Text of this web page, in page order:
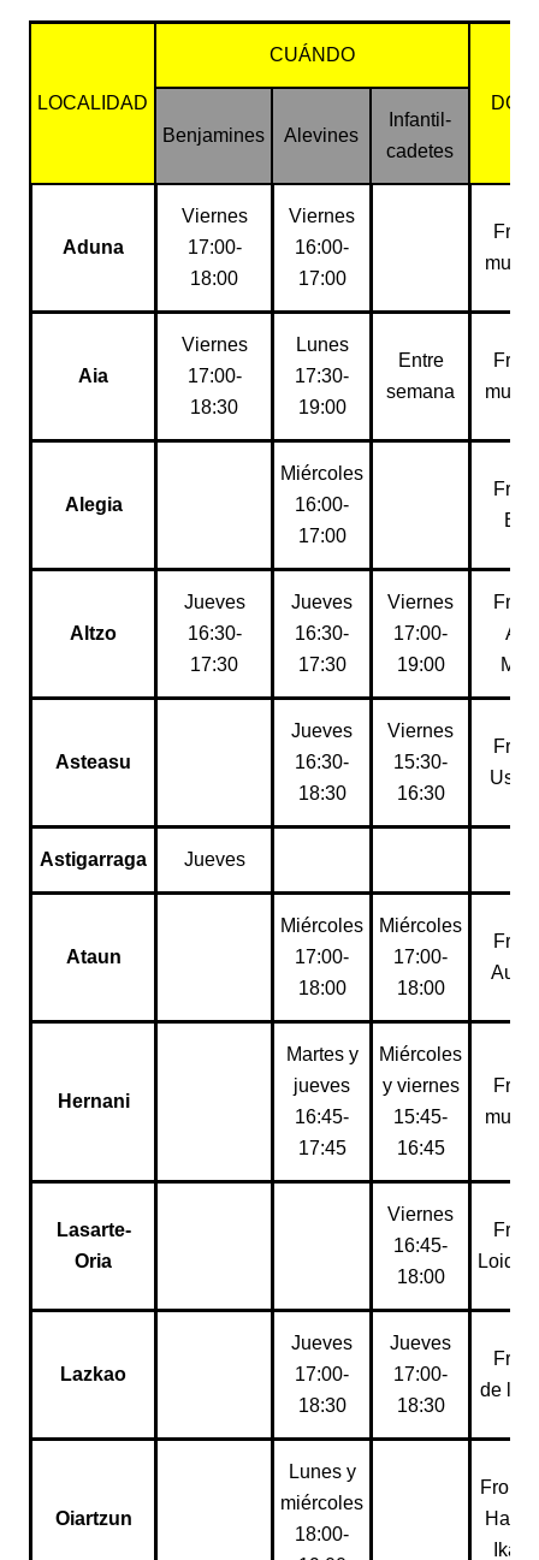
LOCALIDAD
CUÁNDO
Benjamines
Alevines
Infantil-
cadetes
Aduna
Viernes
17:00-
18:00
Viernes
16:00-
17:00
Aia
Viernes
17:00-
18:30
Lunes
17:30-
19:00
Entre
semana
Alegia
Miércoles
16:00-
17:00
Altzo
Jueves
16:30-
17:30
Jueves
16:30-
17:30
Viernes
17:00-
19:00
Asteasu
Jueves
16:30-
18:30
Viernes
15:30-
16:30
Astigarraga Jueves
Ataun
Miércoles
17:00-
18:00
Miércoles
17:00-
18:00
Hernani
Martes y
jueves
16:45-
17:45
Miércoles
y viernes
15:45-
16:45
Lasarte-
Oria
Viernes
16:45-
18:00
Lazkao
Jueves
17:00-
18:30
Jueves
17:00-
18:30
de la
Oiartzun
Lunes y
miércoles
18:00-